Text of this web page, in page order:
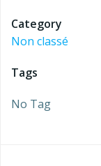
Category
Non classé
Tags
No Tag